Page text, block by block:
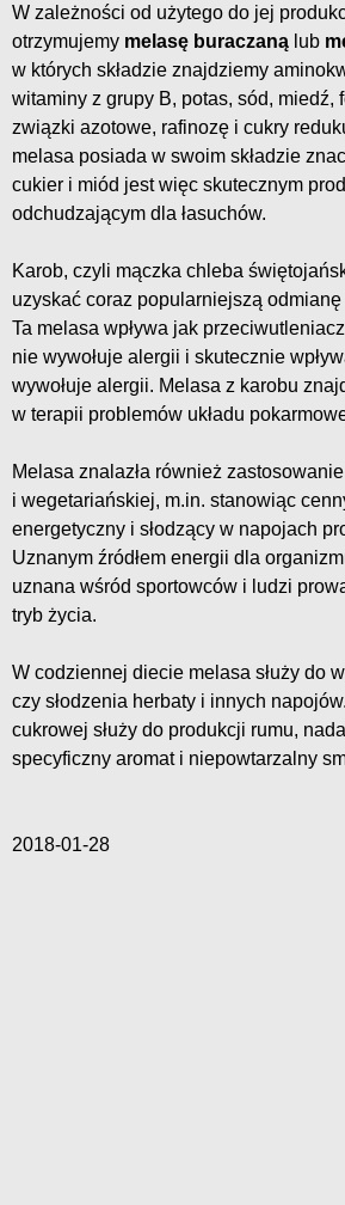
W zależności od użytego do jej
otrzymujemy melasę buraczaną lub
w których składzie znajdziemy
witaminy z grupy B, potas, sód, miedź,
związki azotowe, rafinozę i cukry
melasa posiada w swoim składzie
cukier i miód jest więc skutecznym
odchudzającym dla łasuchów.
Karob, czyli mączka chleba
uzyskać coraz popularniejszą odmianę
Ta melasa wpływa jak
nie wywołuje alergii i skutecznie
wywołuje alergii. Melasa z karobu
w terapii problemów układu
Melasa znalazła również
i wegetariańskiej, m.in. stanowiąc
energetyczny i słodzący w napojach
Uznanym źródłem energii dla
uznana wśród sportowców i ludzi
tryb życia.
W codziennej diecie melasa służy do
czy słodzenia herbaty i innych
cukrowej służy do produkcji rumu,
specyficzny aromat i niepowtarzalny
2018-01-28